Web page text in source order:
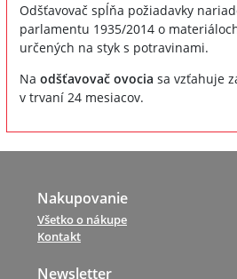
Odšťavovač spĺňa požiadavky
parlamentu 1935/2014 o
určených na styk s potravinami.
Na odšťavovač ovocia sa vzťahuje
v trvaní 24 mesiacov.
Nakupovanie
Všetko o nákupe
Kontakt
Newsletter